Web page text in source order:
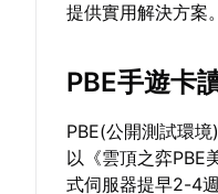
提供實用解決方案。
PBE手遊卡
PBE(公開測試環
以《雲頂之弈PBE
式伺服器提早2-4